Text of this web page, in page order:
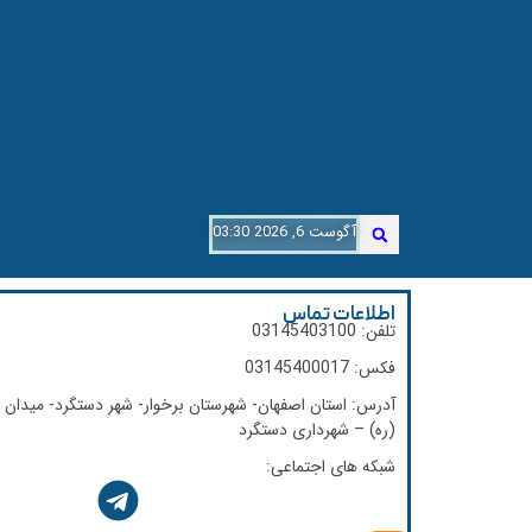
آگوست 6, 2026 03:30
اطلاعات تماس
تلفن: 03145403100
فکس: 03145400017
آدرس: استان اصفهان- شهرستان برخوار- شهر دستگرد- میدان
(ره) – شهرداری دستگرد
شبکه های اجتماعی: